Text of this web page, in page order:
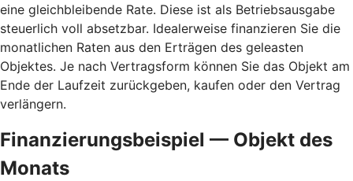
eine gleichbleibende Rate. Diese ist als Betriebsausgabe
steuerlich voll absetzbar. Idealerweise finanzieren Sie die
monatlichen Raten aus den Erträgen des geleasten
Objektes. Je nach Vertragsform können Sie das Objekt am
Ende der Laufzeit zurückgeben, kaufen oder den Vertrag
verlängern.
Finanzierungsbeispiel — Objekt des
Monats